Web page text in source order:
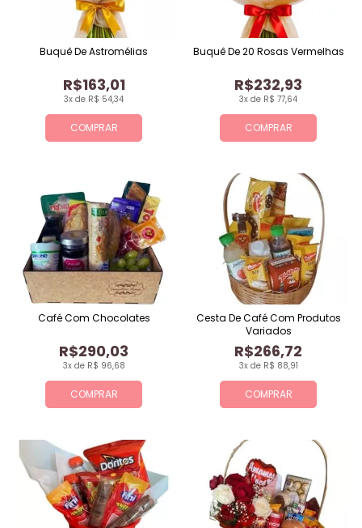
COMPRAR
3x de R$ 54,34
R$163,01
Buquê De Astromélias
COMPRAR
3x de R$ 77,64
R$232,93
Buquê De 20 Rosas Vermelhas
COMPRAR
3x de R$ 96,68
R$290,03
Café Com Chocolates
COMPRAR
3x de R$ 88,91
R$266,72
Cesta De Café Com Produtos
Variados